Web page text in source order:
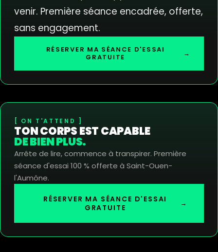
venir. Première séance encadrée, offerte,
sans engagement.
RÉSERVER MA SÉANCE D'ESSAI
GRATUITE
→
ON T'ATTEND
TON CORPS EST CAPABLE
DE BIEN PLUS.
Arrête de lire, commence à transpirer. Première
séance d'essai 100 % offerte à Saint-Ouen-
l'Aumône.
RÉSERVER MA SÉANCE D'ESSAI
GRATUITE
→